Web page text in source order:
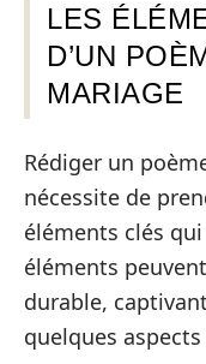
LES
D’UN
MARIAGE
Rédiger un
nécessite de
éléments clés
éléments
durable,
quelques